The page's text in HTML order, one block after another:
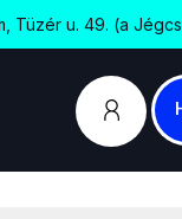
Tüzér u. 49. (a